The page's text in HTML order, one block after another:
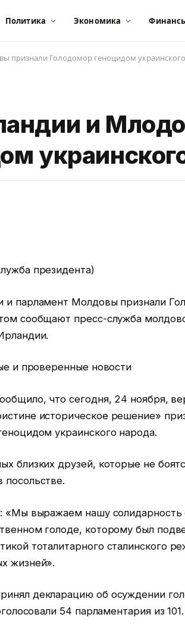
Политика Экономика
признали Голодомор геноцидом
и
президента)
и парламент Молдовы признали
сообщают пресс-служба
и проверенные новости
что сегодня, 24 ноября,
историческое решение»
украинского народа.
близких друзей, которые не
«Мы выражаем нашу солидарность
голоде, которому был
тоталитарного сталинского
жизней».
декларацию об осуждении
54 парламентария из 101.